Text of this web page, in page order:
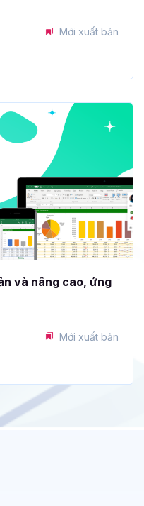
Mới xuất bản
và nâng cao, ứng
Mới xuất bản